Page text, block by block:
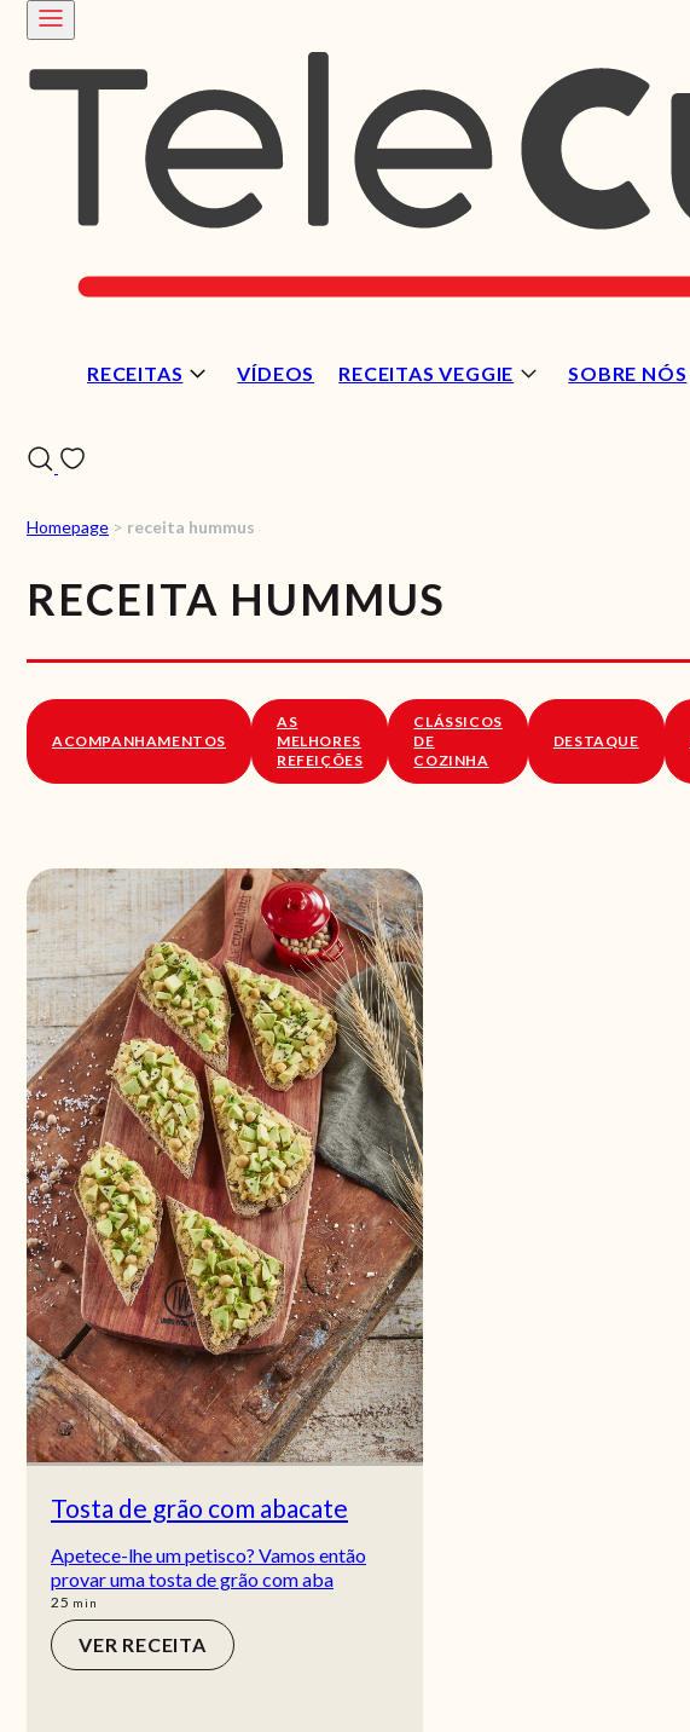
RECEITAS VÍDEOS RECEITAS VEGGIE SOBRE NÓS
Homepage > receita hummus
RECEITA HUMMUS
ACOMPANHAMENTOS
AS
MELHORES
REFEIÇÕES
CLÁSSICOS
DE
COZINHA
DESTAQUE
Tosta de grão com abacate
Apetece-lhe um petisco? Vamos então
provar uma tosta de grão com aba
25 min
min
VER RECEITA